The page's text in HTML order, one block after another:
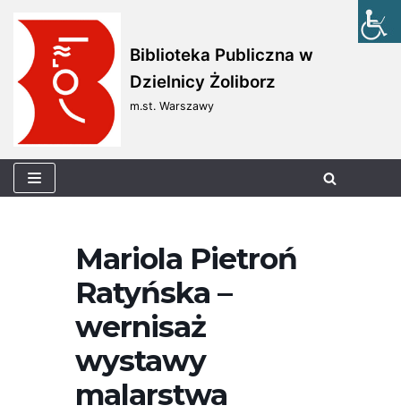
Skocz
do
treści
Biblioteka Publiczna w
Dzielnicy Żoliborz
m.st. Warszawy
Mariola Pietroń
Ratyńska –
wernisaż
wystawy
malarstwa